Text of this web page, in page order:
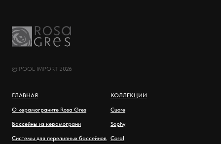
© POOL IMPORT 2026
ГЛАВНАЯ
О керамограните Rosa Gres
Бассейны из керамограни
Системы для переливных бассейнов
КОЛЛЕКЦИИ
Cuore
Sophy
Coral